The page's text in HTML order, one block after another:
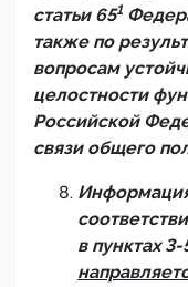
статьи 651
также по
вопросам
целостности
Российской
связи общего
в пунктах